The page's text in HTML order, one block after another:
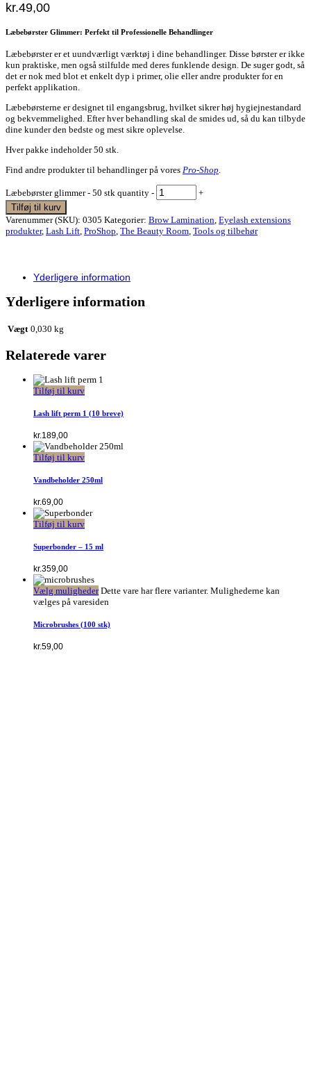
kr.49,00
Læbebørster Glimmer: Perfekt til Professionelle Behandlinger
Læbebørster er et uundværligt værktøj i dine behandlinger. Disse børster er ikke
kun praktiske, men også stilfulde med deres funklende design. De suger godt, så
det er nok med blot et enkelt dyp i primer, olie eller andre produkter for en
perfekt applikation.
Læbebørsterne er designet til engangsbrug, hvilket sikrer høj hygiejnestandard
og bekvemmelighed. Efter hver behandling skal de smides ud, så du kan tilbyde
dine kunder den bedste og mest sikre oplevelse.
Hver pakke indeholder 50 stk.
Find andre produkter til behandlinger på vores Pro-Shop.
Læbebørster glimmer - 50 stk quantity -
+
Tilføj til kurv
Varenummer (SKU): 0305 Kategorier: Brow Lamination, Eyelash extensions
produkter, Lash Lift, ProShop, The Beauty Room, Tools og tilbehør
Yderligere information
Yderligere information
Vægt 0,030 kg
Relaterede varer
Tilføj til kurv
Lash lift perm 1 (10 breve)
kr.189,00
Tilføj til kurv
Vandbeholder 250ml
kr.69,00
Tilføj til kurv
Superbonder – 15 ml
kr.359,00
Vælg muligheder Dette vare har flere varianter. Mulighederne kan
vælges på varesiden
Microbrushes (100 stk)
kr.59,00